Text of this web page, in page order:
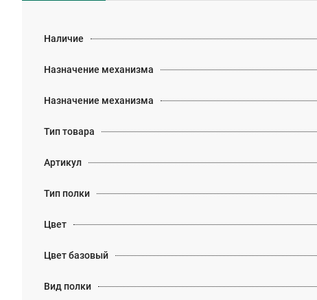
Наличие
Назначение механизма
Назначение механизма
Тип товара
Артикул
Тип полки
Цвет
Цвет базовый
Вид полки